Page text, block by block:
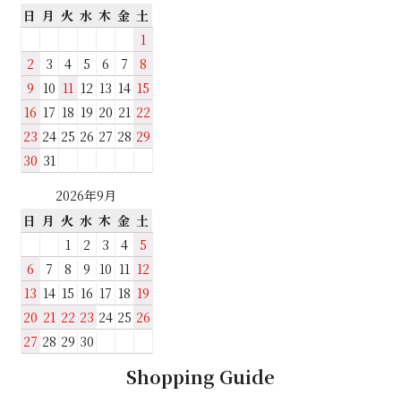
日 月 火 水 木 金 土
1
2
3 4 5 6 7
8
9 10 11 12 13 14 15
16 17 18 19 20 21 22
23 24 25 26 27 28 29
30 31
2026年9月
日 月 火 水 木 金 土
1
2 3 4
5
6
7 8 9 10 11 12
13 14 15 16 17 18 19
20 21 22 23 24 25 26
27 28 29 30
Shopping Guide